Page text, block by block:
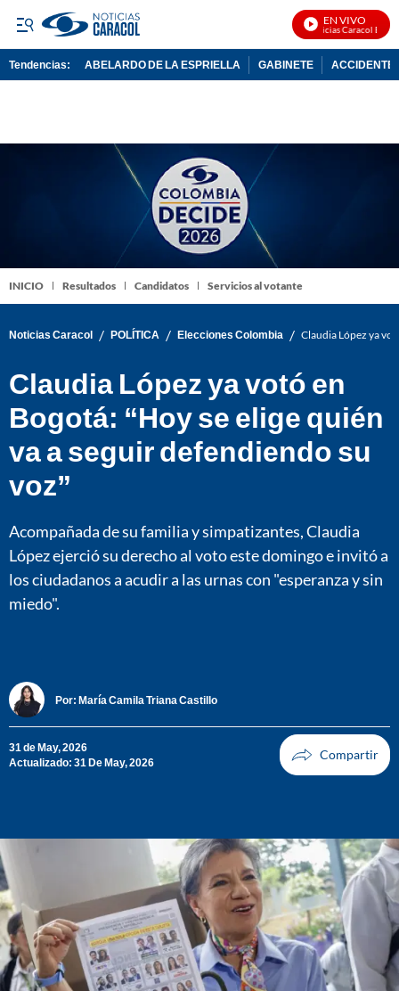
EN VIVO
Noticias Caracol En
Tendencias: ABELARDO DE LA ESPRIELLA GABINETE ACCIDENTE
INICIO Resultados Candidatos Servicios al votante
Noticias Caracol / POLÍTICA / Elecciones Colombia / Claudia López ya
Claudia López ya votó en
Bogotá: “Hoy se elige quién
va a seguir defendiendo su
voz”
Acompañada de su familia y simpatizantes, Claudia
López ejerció su derecho al voto este domingo e invitó a
los ciudadanos a acudir a las urnas con "esperanza y sin
miedo".
Por: María Camila Triana Castillo
31 de May, 2026
Actualizado: 31 De May, 2026